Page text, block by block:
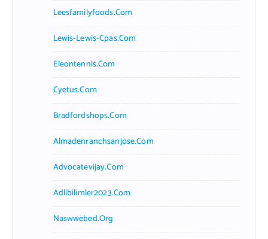
Leesfamilyfoods.com
Lewis-Lewis-Cpas.com
Eleontennis.com
Cyetus.com
Bradfordshops.com
Almadenranchsanjose.com
Advocatevijay.com
Adlibilimler2023.com
Naswwebed.org